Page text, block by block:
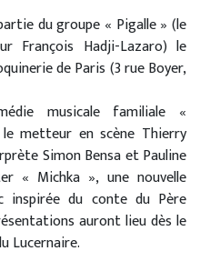
du groupe « Pigalle » (le
François Hadji-Lazaro) le
de Paris (3 rue Boyer,
musicale familiale «
metteur en scène Thierry
Simon Bensa et Pauline
« Michka », une nouvelle
inspirée du conte du Père
auront lieu dès le
Lucernaire.